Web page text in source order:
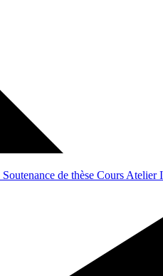
Soutenance de thèse Cours Atelier